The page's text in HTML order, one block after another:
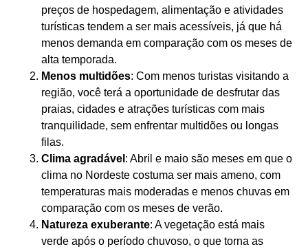
preços de hospedagem, alimentação e atividades
turísticas tendem a ser mais acessíveis, já que há
menos demanda em comparação com os meses de
alta temporada.
Menos multidões: Com menos turistas visitando a
região, você terá a oportunidade de desfrutar das
praias, cidades e atrações turísticas com mais
tranquilidade, sem enfrentar multidões ou longas
filas.
Clima agradável : Abril e maio são meses em que o
clima no Nordeste costuma ser mais ameno, com
temperaturas mais moderadas e menos chuvas em
comparação com os meses de verão.
Natureza exuberante: A vegetação está mais
verde após o período chuvoso, o que torna as